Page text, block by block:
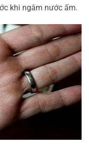
khi ngâm nước ấm.